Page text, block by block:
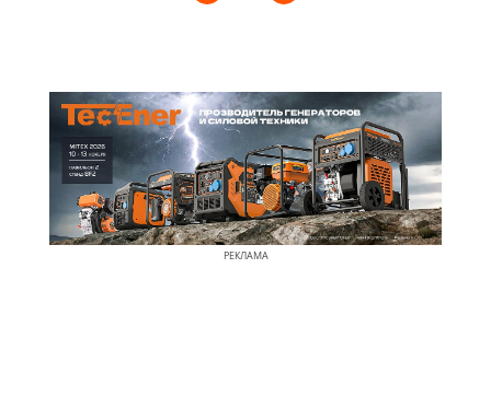
РЕКЛАМА